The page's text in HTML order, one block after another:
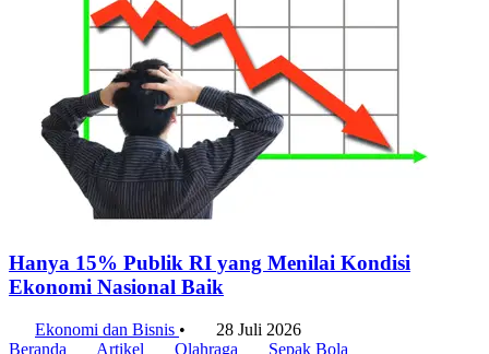
Hanya 15% Publik RI yang Menilai Kondisi
Ekonomi Nasional Baik
Ekonomi dan Bisnis •
28 Juli 2026
Beranda
Artikel Olahraga
Sepak Bola